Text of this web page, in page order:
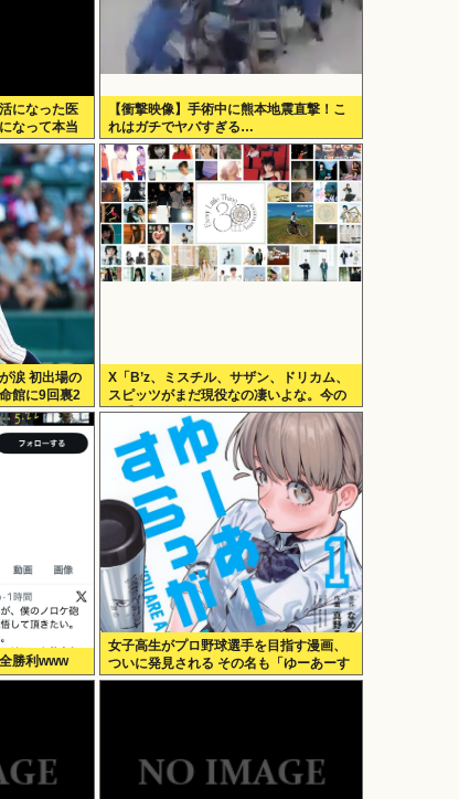
になった医
なって本当
と思った」
【衝撃映像】手術中に熊本地震直撃！こ
れはガチでヤバすぎる…
涙 初出場の
館に9回裏2
X「B’z、ミスチル、サザン、ドリカム、
スピッツがまだ現役なの凄いよな。今の
歌手が30年後にやれてるだろうか？」
勝利www
女子高生がプロ野球選手を目指す漫画、
ついに発見される その名も「ゆーあーす
らっがー」